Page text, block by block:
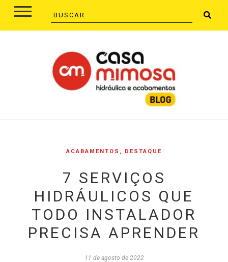
ACABAMENTOS DESTAQUE
7 SERVIÇOS
HIDRÁULICOS QUE
TODO INSTALADOR
PRECISA APRENDER
11 de agosto de 2022